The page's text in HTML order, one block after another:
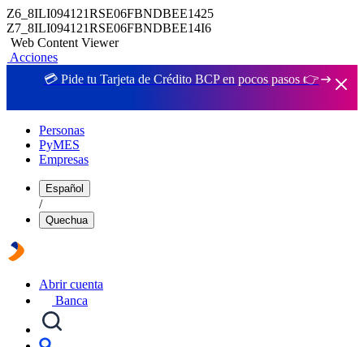
Z6_8ILI094121RSE06FBNDBEE1425
Z7_8ILI094121RSE06FBNDBEE14I6
Web Content Viewer
Acciones
💳 Pide tu Tarjeta de Crédito BCP en pocos pasos 👉
Personas
PyMES
Empresas
Español
/
Quechua
Abrir cuenta
Banca